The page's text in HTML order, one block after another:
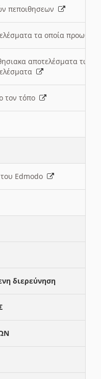
πεποιθησεων
τα οποία
αποτελέσματα
τον τόπο
Edmodo
διερεύνηση